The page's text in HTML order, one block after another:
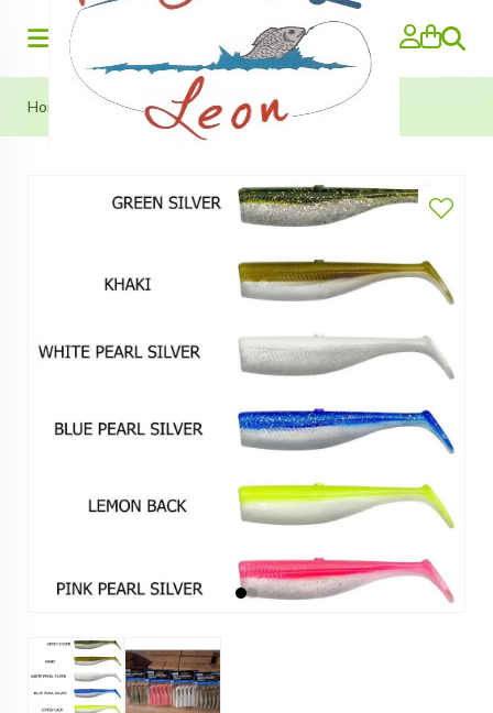
Zoeken
Home Savage Minnow Tails 8cm/6g (diverse kleuren)